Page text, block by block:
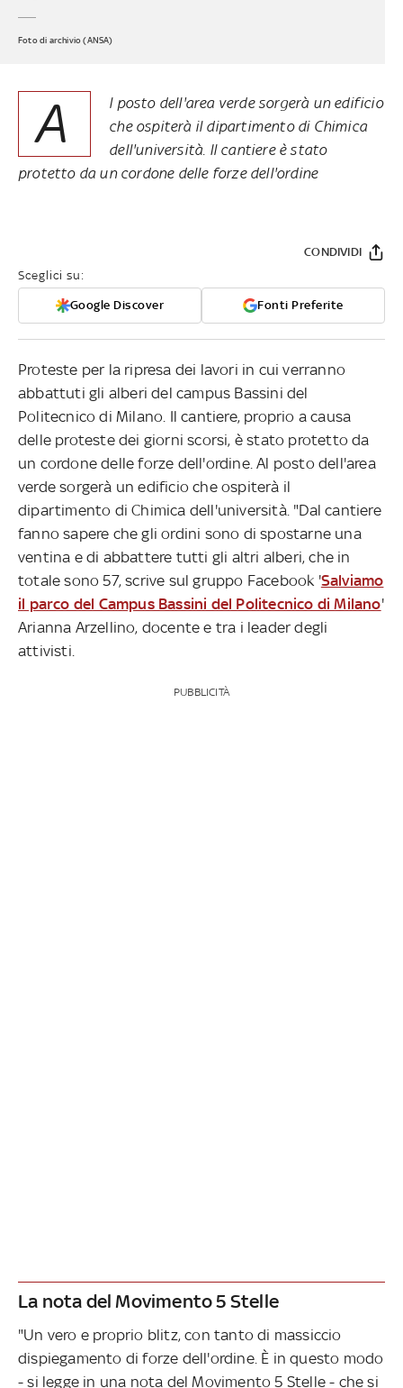
Foto di archivio (ANSA)
A
l posto dell'area verde sorgerà un edificio
che ospiterà il dipartimento di Chimica
dell'università. Il cantiere è stato
protetto da un cordone delle forze dell'ordine
Sceglici su:
Google Discover Fonti Preferite
CONDIVIDI
Proteste per la ripresa dei lavori in cui verranno
abbattuti gli alberi del campus Bassini del
Politecnico di Milano. Il cantiere, proprio a causa
delle proteste dei giorni scorsi, è stato protetto da
un cordone delle forze dell'ordine. Al posto dell'area
verde sorgerà un edificio che ospiterà il
dipartimento di Chimica dell'università. "Dal cantiere
fanno sapere che gli ordini sono di spostarne una
ventina e di abbattere tutti gli altri alberi, che in
totale sono 57, scrive sul gruppo Facebook 'Salviamo
il parco del Campus Bassini del Politecnico di Milano'
Arianna Arzellino, docente e tra i leader degli
attivisti.
PUBBLICITÀ
La nota del Movimento 5 Stelle
"Un vero e proprio blitz, con tanto di massiccio
dispiegamento di forze dell'ordine. È in questo modo
- si legge in una nota del Movimento 5 Stelle - che si